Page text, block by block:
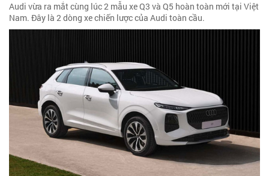
Audi vừa ra mắt cùng lúc 2 mẫu xe Q3 và Q5 hoàn toàn mới tại Việt
Nam. Đây là 2 dòng xe chiến lược của Audi toàn cầu.